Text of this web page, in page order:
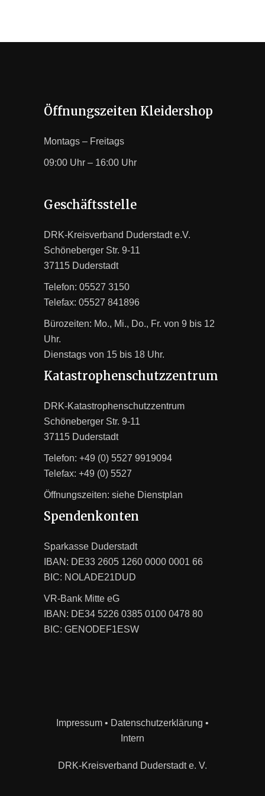
Öffnungszeiten Kleidershop
Montags – Freitags
09:00 Uhr – 16:00 Uhr
Geschäftsstelle
DRK-Kreisverband Duderstadt e.V.
Schöneberger Str. 9-11
37115 Duderstadt
Telefon: 05527 3150
Telefax: 05527 841896
Bürozeiten: Mo., Mi., Do., Fr. von 9 bis 12
Uhr.
Dienstags von 15 bis 18 Uhr.
Katastrophenschutzzentrum
DRK-Katastrophenschutzzentrum
Schöneberger Str. 9-11
37115 Duderstadt
Telefon: +49 (0) 5527 9919094
Telefax: +49 (0) 5527
Öffnungszeiten: siehe Dienstplan
Spendenkonten
Sparkasse Duderstadt
IBAN: DE33 2605 1260 0000 0001 66
BIC: NOLADE21DUD
VR-Bank Mitte eG
IBAN: DE34 5226 0385 0100 0478 80
BIC: GENODEF1ESW
Impressum • Datenschutzerklärung •
Intern
DRK-Kreisverband Duderstadt e. V.